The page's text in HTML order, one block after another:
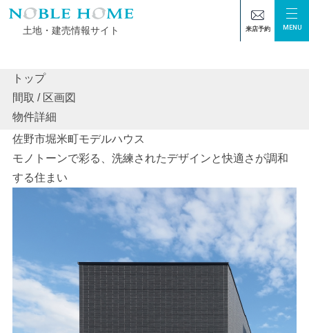
土地・建売情報サイト 来店予約 MENU
トップ
間取 / 区画図
物件詳細
TOP 物件情報
佐野市堀米町モデルハウス
モノトーンで彩る、洗練されたデザインと快適さが調和
する住まい